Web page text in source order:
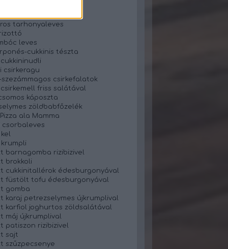
tarhonyaleves
leves
cukkinis tészta
cukkininudli
csirkeragu
szezámmagos csirkefalatok
friss salátával
káposzta
zöldbabfőzelék
Pizza ala Mamma
csorbaleves
krumpli
barnagomba rizibizivel
brokkoli
cukkinitallérok édesburgonyával
füstölt tofu édesburgonyával
gomba
karaj petrezselymes újkrumplival
karfiol joghurtos zöldsalátával
máj újkrumplival
patiszon rizibizivel
sajt
szűzpecsenye